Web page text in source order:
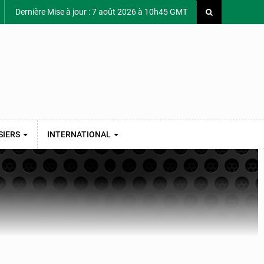
Dernière Mise à jour : 7 août 2026 à 10h45 GMT
INTERNATIONAL